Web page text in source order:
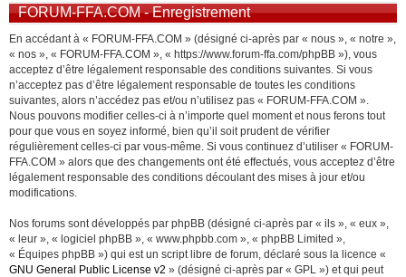
FORUM-FFA.COM - Enregistrement
En accédant à « FORUM-FFA.COM » (désigné ci-après par « nous », « notre »,
« nos », « FORUM-FFA.COM », « https://www.forum-ffa.com/phpBB »), vous
acceptez d’être légalement responsable des conditions suivantes. Si vous
n’acceptez pas d’être légalement responsable de toutes les conditions
suivantes, alors n’accédez pas et/ou n’utilisez pas « FORUM-FFA.COM ».
Nous pouvons modifier celles-ci à n’importe quel moment et nous ferons tout
pour que vous en soyez informé, bien qu’il soit prudent de vérifier
régulièrement celles-ci par vous-même. Si vous continuez d’utiliser « FORUM-
FFA.COM » alors que des changements ont été effectués, vous acceptez d’être
légalement responsable des conditions découlant des mises à jour et/ou
modifications.
Nos forums sont développés par phpBB (désigné ci-après par « ils », « eux »,
« leur », « logiciel phpBB », « www.phpbb.com », « phpBB Limited »,
« Équipes phpBB ») qui est un script libre de forum, déclaré sous la licence «
GNU General Public License v2 » (désigné ci-après par « GPL ») et qui peut